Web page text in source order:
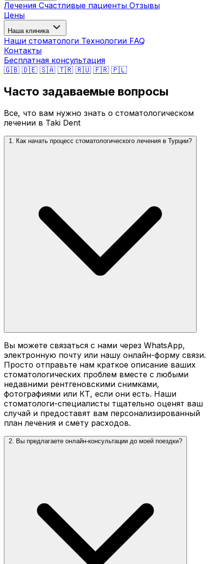
Лечения Счастливые пациенты Отзывы
Цены
Наша клиника
Наши стоматологи Технологии FAQ
Контакты
Бесплатная консультация
🇬🇧 🇩🇪 🇸🇦 🇹🇷 🇷🇺 🇫🇷 🇵🇱
Часто задаваемые вопросы
Все, что вам нужно знать о стоматологическом
лечении в Taki Dent
1. Как начать процесс стоматологического лечения в Турции?
Вы можете связаться с нами через WhatsApp,
электронную почту или нашу онлайн-форму связи.
Просто отправьте нам краткое описание ваших
стоматологических проблем вместе с любыми
недавними рентгеновскими снимками,
фотографиями или КТ, если они есть. Наши
стоматологи-специалисты тщательно оценят ваш
случай и предоставят вам персонализированный
план лечения и смету расходов.
2. Вы предлагаете онлайн-консультации до моей поездки?